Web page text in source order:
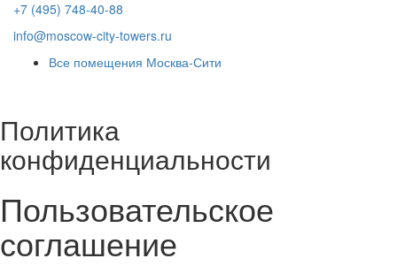
+7 (495) 748-40-88
info@moscow-city-towers.ru
Все помещения Москва-Сити
Политика
конфиденциальности
Пользовательское
соглашение